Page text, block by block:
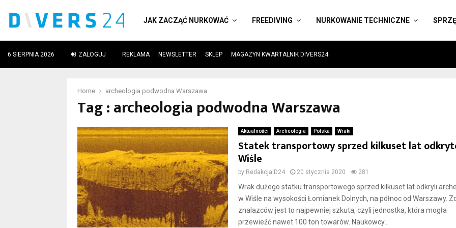
JAK ZACZĄĆ NURKOWAĆ FREEDIVING NURKOWANIE TECHNICZNE
6 SIERPNIA 2026 ZALOGUJ REKLAMA NEWSLETTER SKLEP MAGAZYN KWARTALNIK DIVERS24
Home archeologia podwodna Warszawa
Tag : archeologia podwodna Warszawa
Aktualności Archeologia Polska Wraki
Statek transportowy sprzed kilkuset lat
Wiśle
by Redakcja D24 20 stycznia 2020 281
Wrak dużego statku transportowego sprzed kilkuset lat odkryli
w Wiśle na wysokości Łomianek Dolnych, na północ od Warszawy.
znalazców jest to najpewniej szkuta, czyli jednostka, która mogła
przewieźć nawet 100 ton towarów. Naukowcy...